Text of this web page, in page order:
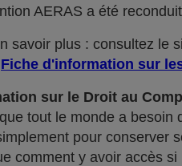
AERAS a été
savoir plus : consultez le
Fiche d'information sur
sur le Droit au
tout le monde a
pour conserver
comment y avoir accès